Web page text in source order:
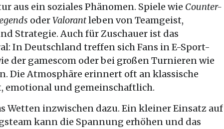
aus ein soziales Phänomen. Spiele wie Counter-
oderValorantleben von Teamgeist,
Strategie. Auch für Zuschauer ist das
In Deutschland treffen sich Fans in E-Sport-
der gamescom oder bei großen Turnieren wie
Die Atmosphäre erinnert oft an klassische
emotional und gemeinschaftlich.
Wetten inzwischen dazu. Ein kleiner Einsatz auf
kann die Spannung erhöhen und das